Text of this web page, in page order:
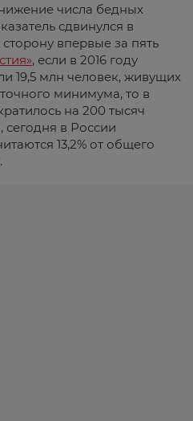
числа бедных
сдвинулся в
впервые за пять
, если в 2016 году
19,5 млн человек, живущих
минимума, то в
на 200 тысяч
в России
13,2% от общего